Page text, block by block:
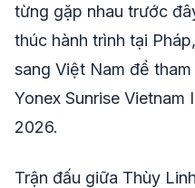
từng gặp nhau trước
thúc hành trình tại
sang Việt Nam để
Yonex Sunrise Vietnam
2026.
Trận đấu giữa Thùy